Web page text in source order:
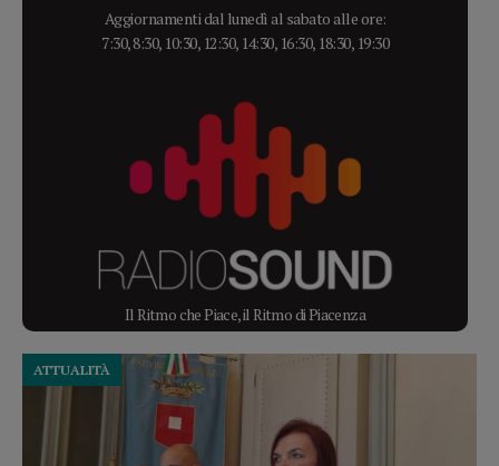
Aggiornamenti dal lunedì al sabato alle ore:
7:30, 8:30, 10:30, 12:30, 14:30, 16:30, 18:30, 19:30
Il Ritmo che Piace, il Ritmo di Piacenza
ATTUALITÀ